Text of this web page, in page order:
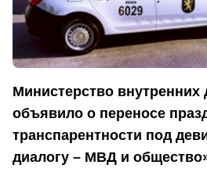
Министерство
объявило о переносе
транспарентности под
диалогу – МВД и